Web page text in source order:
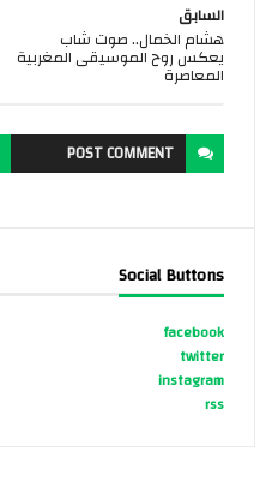
السابق
هشام الخمال.. صوت شاب
يعكس روح الموسيقى المغربية
المعاصرة
POSTCOMMENT
Social Buttons
facebook
twitter
instagram
rss